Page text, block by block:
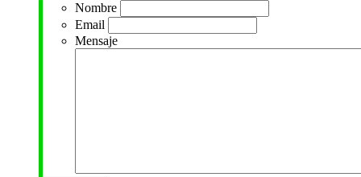
Nombre
Email
Mensaje